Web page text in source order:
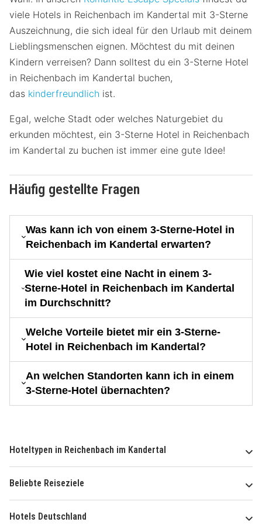
viele Hotels in Reichenbach im Kandertal mit 3-Sterne
Auszeichnung, die sich ideal für den Urlaub mit deinem
Lieblingsmenschen eignen. Möchtest du mit deinen
Kindern verreisen? Dann solltest du ein 3-Sterne Hotel
in Reichenbach im Kandertal buchen,
das kinderfreundlich ist.
Egal, welche Stadt oder welches Naturgebiet du
erkunden möchtest, ein 3-Sterne Hotel in Reichenbach
im Kandertal zu buchen ist immer eine gute Idee!
Häufig gestellte Fragen
Was kann ich von einem 3-Sterne-Hotel in
Reichenbach im Kandertal erwarten?
Wie viel kostet eine Nacht in einem 3-
Sterne-Hotel in Reichenbach im Kandertal
im Durchschnitt?
Welche Vorteile bietet mir ein 3-Sterne-
Hotel in Reichenbach im Kandertal?
An welchen Standorten kann ich in einem
3-Sterne-Hotel übernachten?
Hoteltypen in Reichenbach im Kandertal
Beliebte Reiseziele
Hotels Deutschland